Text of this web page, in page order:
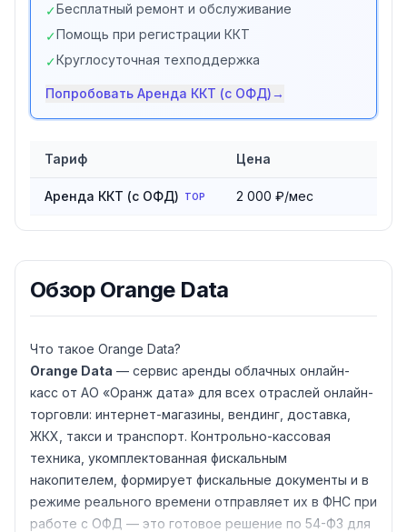
✓Бесплатный ремонт и обслуживание
✓Помощь при регистрации ККТ
✓Круглосуточная техподдержка
Попробовать Аренда ККТ (с ОФД)→
Тариф Цена
Аренда ККТ (с ОФД) TOP 2 000 ₽/мес
Обзор Orange Data
Что такое Orange Data?
Orange Data — сервис аренды облачных онлайн-
касс от АО «Оранж дата» для всех отраслей онлайн-
торговли: интернет-магазины, вендинг, доставка,
ЖКХ, такси и транспорт. Контрольно-кассовая
техника, укомплектованная фискальным
накопителем, формирует фискальные документы и в
режиме реального времени отправляет их в ФНС при
работе с ОФД — это готовое решение по 54-ФЗ для